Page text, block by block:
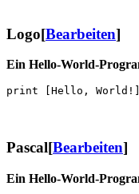
Logo[Bearbeiten]
Ein Hello-World-
Pascal[Bearbeiten]
Ein Hello-World-